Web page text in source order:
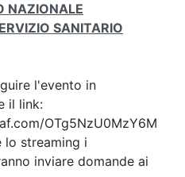
NAZIONALE
SANITARIO
l'evento in
il link:
OTg5NzU0MzY6M
lo streaming i
inviare domande ai